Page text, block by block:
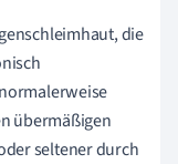
die
übermäßigen
seltener durch